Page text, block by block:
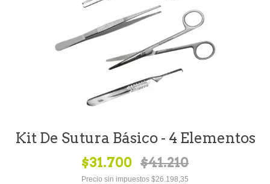
Kit De Sutura Básico - 4 Elementos
$31.700 $41.210
Precio sin impuestos $26.198,35